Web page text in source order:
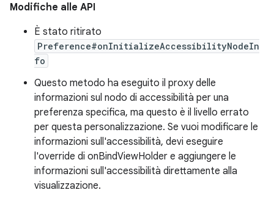
Modifiche alle API
È stato ritirato
Preference#onInitializeAccessibilityNodeIn
fo
Questo metodo ha eseguito il proxy delle
informazioni sul nodo di accessibilità per una
preferenza specifica, ma questo è il livello errato
per questa personalizzazione. Se vuoi modificare le
informazioni sull'accessibilità, devi eseguire
l'override di onBindViewHolder e aggiungere le
informazioni sull'accessibilità direttamente alla
visualizzazione.